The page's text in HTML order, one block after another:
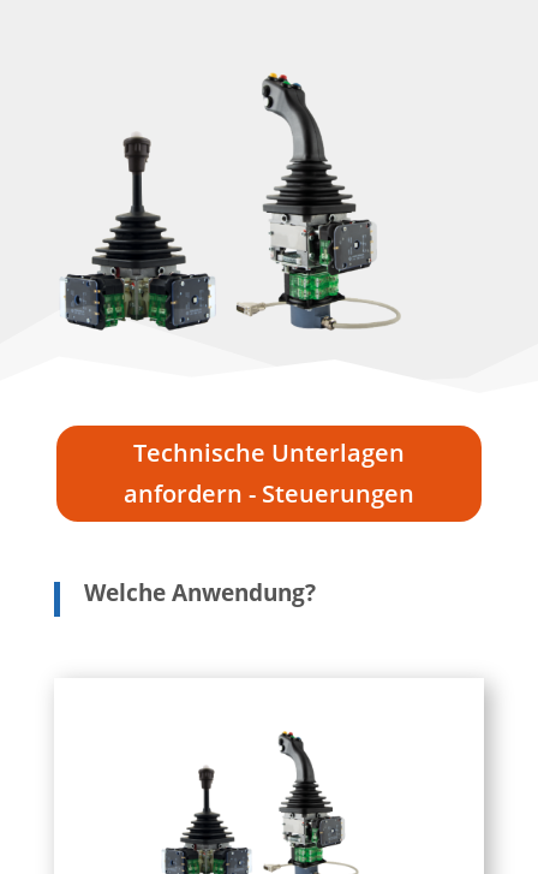
Technische Unterlagen
anfordern - Steuerungen
Welche Anwendung?